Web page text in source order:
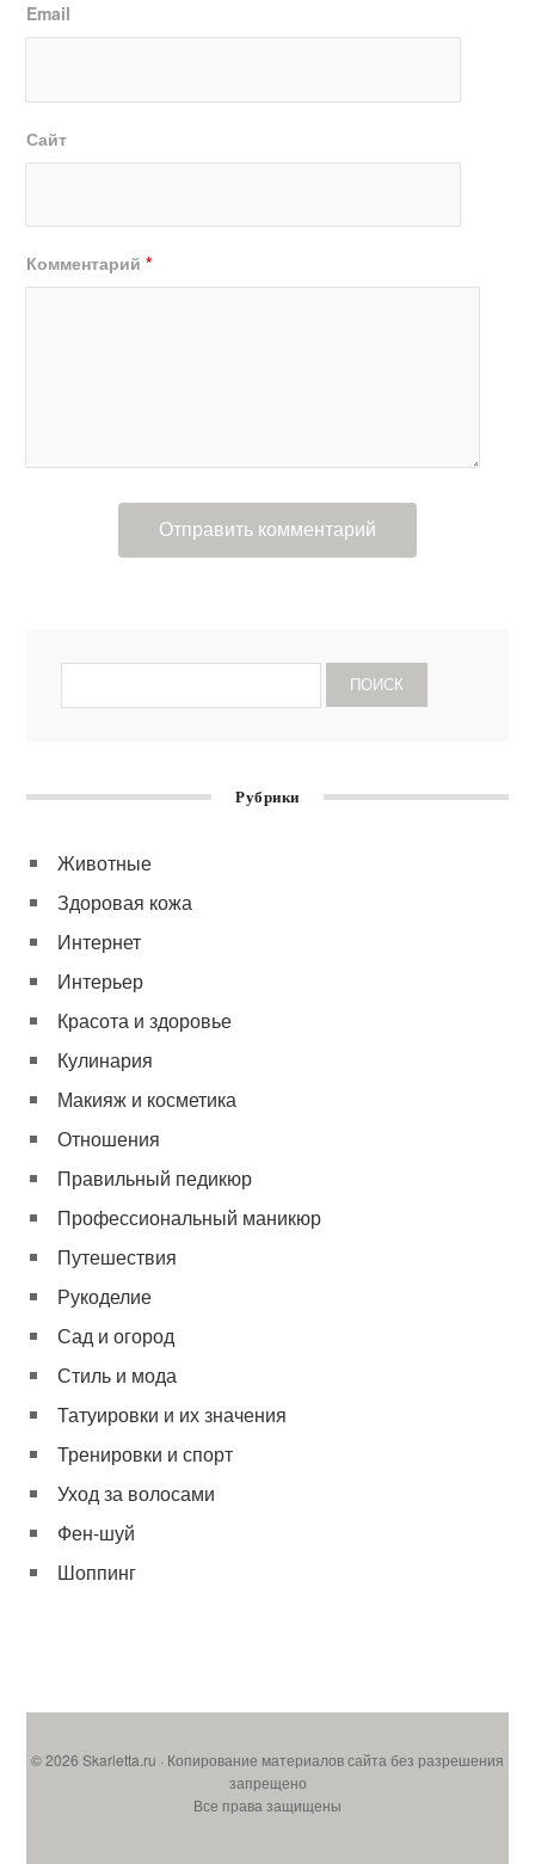
Email
Сайт
Комментарий*
Рубрики
Животные
Здоровая кожа
Интернет
Интерьер
Красота и здоровье
Кулинария
Макияж и косметика
Отношения
Правильный педикюр
Профессиональный маникюр
Путешествия
Рукоделие
Сад и огород
Стиль и мода
Татуировки и их значения
Тренировки и спорт
Уход за волосами
Фен-шуй
Шоппинг
© 2026 Skarletta.ru · Копирование материалов сайта без разрешения
запрещено
Все права защищены